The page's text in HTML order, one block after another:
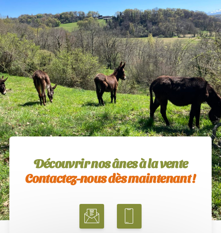
Découvrir nos ânes à la vente
Contactez-nous dès maintenant !